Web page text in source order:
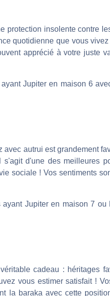
protection insolente contre
quotidienne que vous vivez
apprécié à votre juste
Jupiter en maison 6
autrui est grandement
d'une des meilleures
sociale ! Vos sentiments
Jupiter en maison 7 ou
cadeau : héritages
vous estimer satisfait !
la baraka avec cette